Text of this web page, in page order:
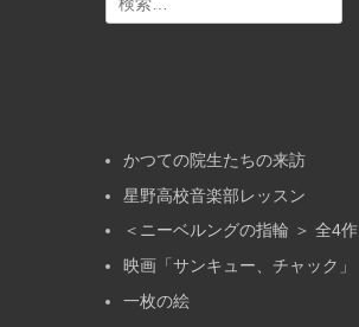
索:
かつての院生たちの来訪
星野高校音楽部レッスン
＜ニーベルングの指輪 ＞ 全4作
映画「サンキュー、チャック」
一枚の絵